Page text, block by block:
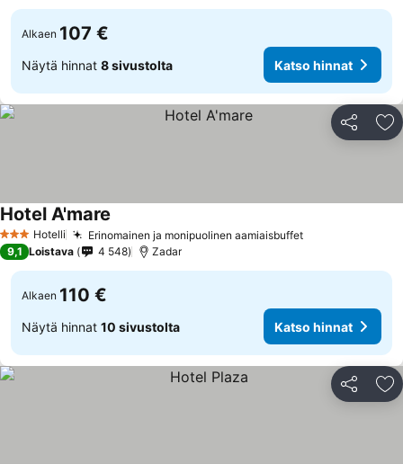
Alkaen 107 €
Näytä hinnat 8 sivustolta Katso hinnat
Jaa
3 Tähtiluokitus
Hotelli Erinomainen ja monipuolinen aamiaisbuffet
Hotel A'mare
9,1 Loistava 4 548 Zadar
Alkaen 110 €
Näytä hinnat 10 sivustolta Katso hinnat
Jaa